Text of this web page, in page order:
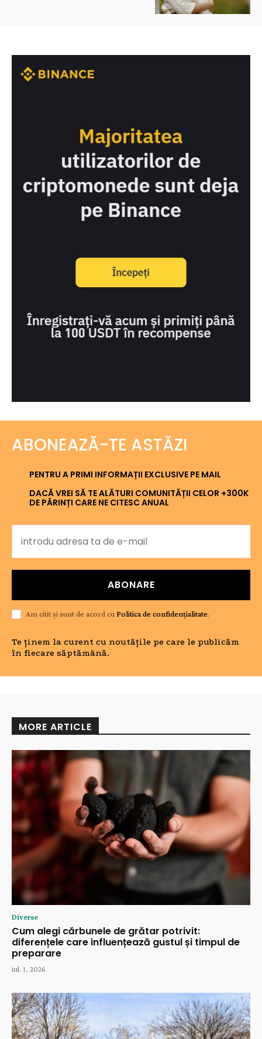
ABONEAZĂ-TE ASTĂZI
PENTRU A PRIMI INFORMAȚII EXCLUSIVE PE MAIL
DACĂ VREI SĂ TE ALĂTURI COMUNITĂȚII CELOR +300K
DE PĂRINȚI CARE NE CITESC ANUAL
ABONARE
Am citit și sunt de acord cuPolitica de confidențialitate.
Te ținem la curent cu noutățile pe care le publicăm
în fiecare săptămână.
MORE ARTICLE
Diverse
Cum alegi cărbunele de grătar potrivit:
diferențele care influențează gustul și timpul de
preparare
iul. 1, 2026